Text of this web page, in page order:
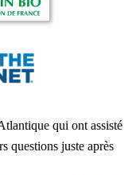
qui ont assisté
questions juste après